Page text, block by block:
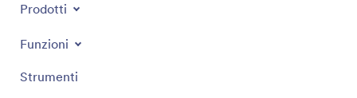
Prodotti
Funzioni
Strumenti